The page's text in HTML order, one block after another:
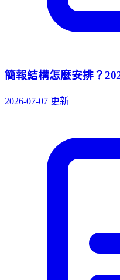
簡報結構怎麼安排？
2026-07-07 更新